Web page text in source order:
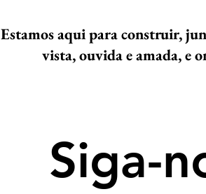
Estamos aqui para construir,
vista, ouvida e amada, e
Siga-